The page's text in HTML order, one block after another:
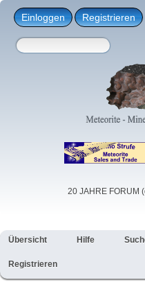
Einloggen Registrieren
20 JAHRE FORUM
Übersicht Hilfe
Registrieren